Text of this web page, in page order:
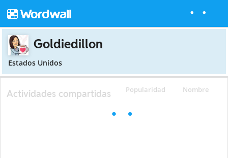
Goldiedillon
Estados Unidos
Popularidad Nombre
Actividades compartidas